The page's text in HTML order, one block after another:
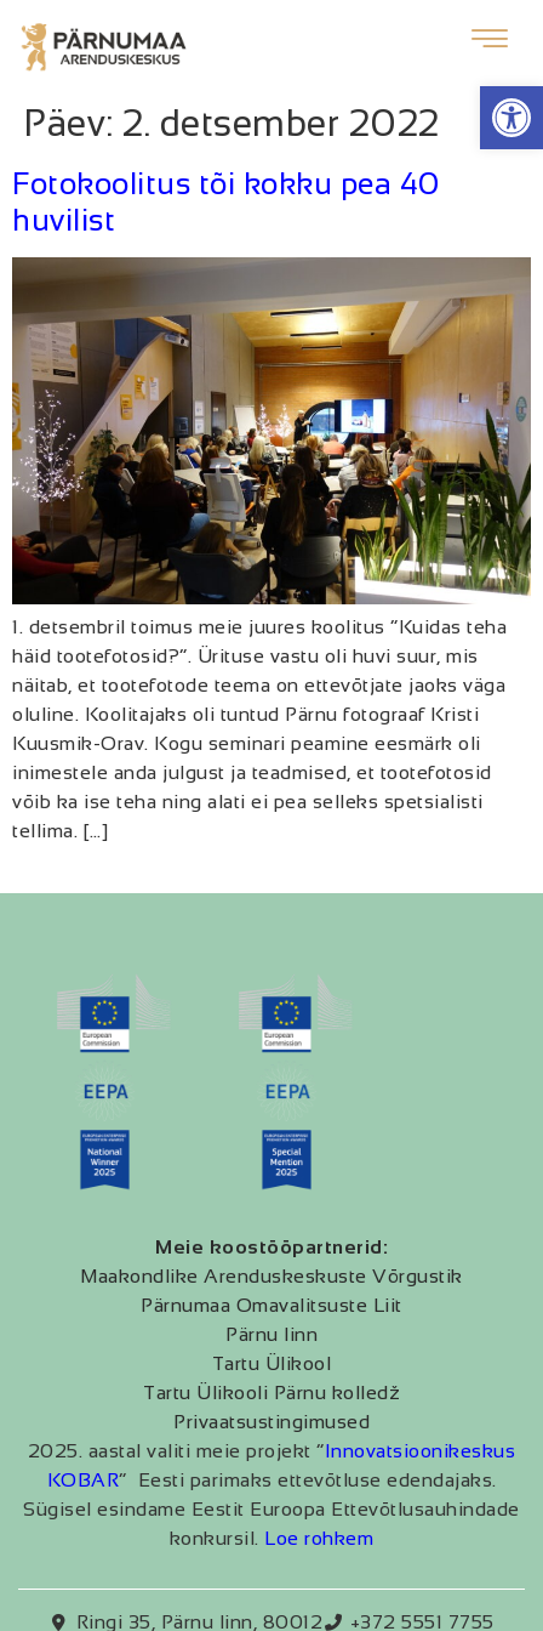
Päev: 2. detsember 2022
Fotokoolitus tõi kokku pea 40
huvilist
1. detsembril toimus meie juures koolitus “Kuidas teha
häid tootefotosid?”. Ürituse vastu oli huvi suur, mis
näitab, et tootefotode teema on ettevõtjate jaoks väga
oluline. Koolitajaks oli tuntud Pärnu fotograaf Kristi
Kuusmik-Orav. Kogu seminari peamine eesmärk oli
inimestele anda julgust ja teadmised, et tootefotosid
võib ka ise teha ning alati ei pea selleks spetsialisti
tellima. […]
Meie koostööpartnerid:
Maakondlike Arenduskeskuste Võrgustik
Pärnumaa Omavalitsuste Liit
Pärnu linn
Tartu Ülikool
Tartu Ülikooli Pärnu kolledž
Privaatsustingimused
2025. aastal valiti meie projekt “Innovatsioonikeskus
KOBAR” Eesti parimaks ettevõtluse edendajaks.
Sügisel esindame Eestit Euroopa Ettevõtlusauhindade
konkursil. Loe rohkem
Ringi 35, Pärnu linn, 80012 +372 5551 7755